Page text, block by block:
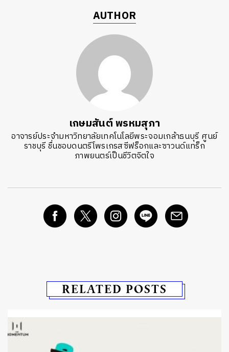
AUTHOR
เกษมสันต์ พรหมสุภา
อาจารย์ประจำมหาวิทยาลัยเทคโนโลยีพระจอมเกล้าธนบุรี ศูนย์
ราชบุรี ชื่นชอบดนตรีโพรเกรสซีฟร็อกและซาวนด์แทร็ก
ภาพยนตร์เป็นชีวิตจิตใจ
RELATED POSTS